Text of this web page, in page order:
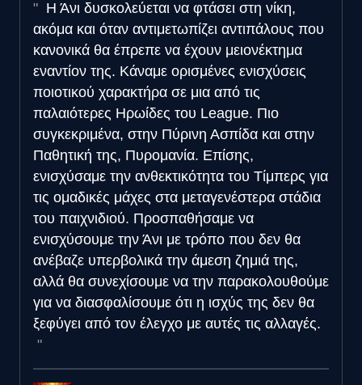
Η Άνι δυσκολεύεται να φτάσει στη νίκη,
ακόμα και όταν αντιμετωπίζει αντιπάλους που
κανονικά θα έπρεπε να έχουν μειονέκτημα
εναντίον της. Κάναμε ορισμένες ενισχύσεις
ποιοτικού χαρακτήρα σε μια από τις
παλαιότερες Ηρωίδες του League. Πιο
συγκεκριμένα, στην Πύρινη Ασπίδα και στην
Παθητική της, Πυρομανία. Επίσης,
ενισχύσαμε την ανθεκτικότητα του Τίμπερς για
τις ομαδικές μάχες στα μεταγενέστερα στάδια
του παιχνιδιού. Προσπαθήσαμε να
ενισχύσουμε την Άνι με τρόπο που δεν θα
ανέβαζε υπερβολικά την άμεση ζημιά της,
αλλά θα συνεχίσουμε να την παρακολουθούμε
για να διασφαλίσουμε ότι η ισχύς της δεν θα
ξεφύγει από τον έλεγχο με αυτές τις αλλαγές.